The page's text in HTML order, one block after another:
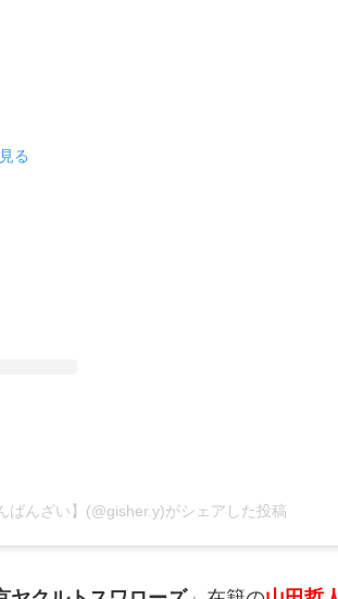
る
ばんざい】(@gisher.y)がシェアした投稿